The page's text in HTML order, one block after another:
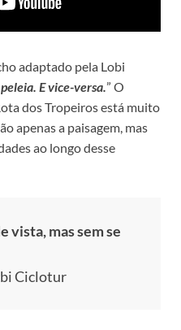
adaptado pela Lobi
E vice-versa.” O
dos Tropeiros está muito
apenas a paisagem, mas
ao longo desse
vista, mas sem se
Ciclotur